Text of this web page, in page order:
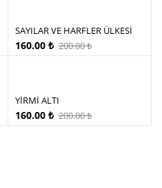
SAYILAR VE HARFLER ÜLKESİ
200.00₺
160.00 ₺
YİRMİ ALTI
200.00₺
160.00 ₺